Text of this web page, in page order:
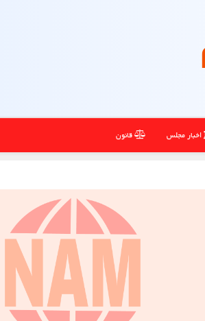
اخبار مجلس قانون